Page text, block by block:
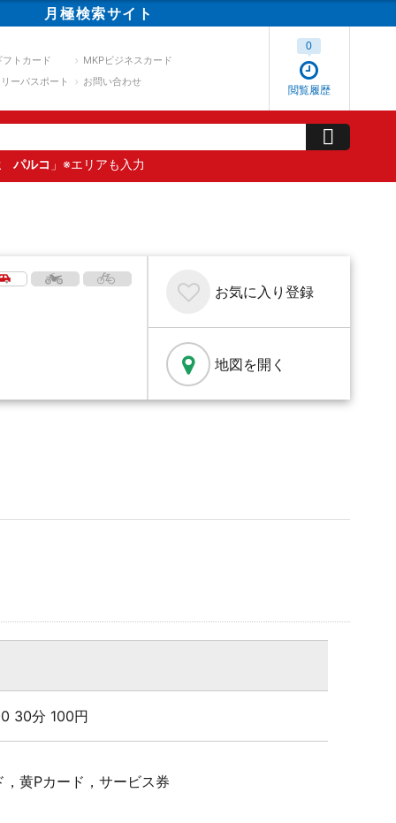
月極検索サイト
フトカード
MKPビジネスカード
ーパスポート
お問い合わせ
閲覧履歴
0
パルコ 」※エリアも入力
お気に入り 登録
地図を開く
30分 100円
黄Pカード，サービス券